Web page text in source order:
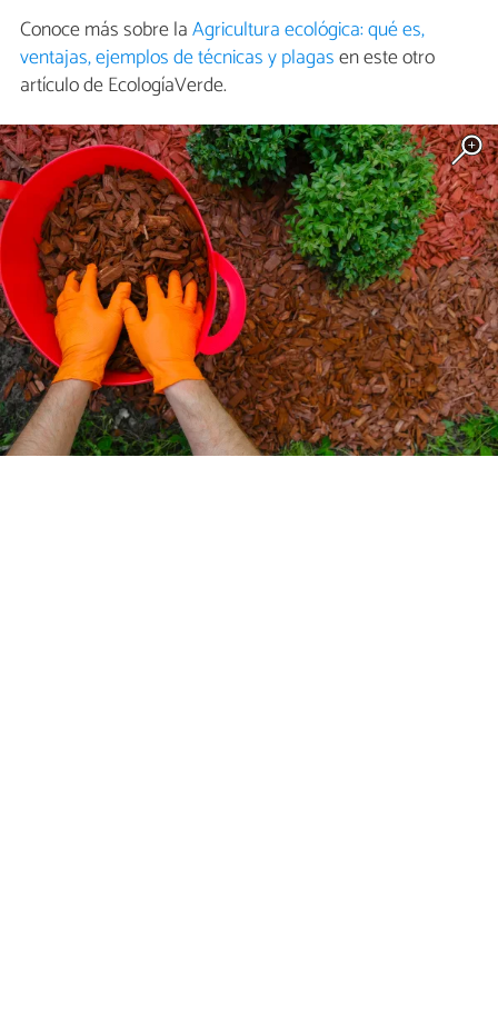
Conoce más sobre laAgricultura ecológica: qué es,
ventajas, ejemplos de técnicas y plagasen este otro
artículo de EcologíaVerde.